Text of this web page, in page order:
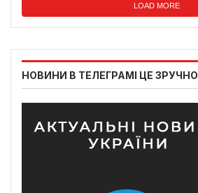
LOAD MORE
НОВИНИ В ТЕЛЕГРАМІ ЦЕ ЗРУЧНО